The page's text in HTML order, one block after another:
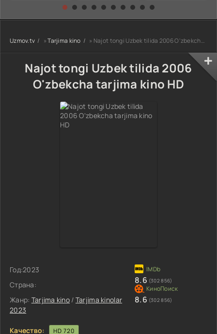
kino) tarjima HD
Uzbek tilida
yuksalishi
tarjima kino Full
HD tas-ix
Uzmov.tv »Tarjima kino » Najot tongi Uzbek tilida 2006 O'zbekcha tarjima kino HD
Najot tongi Uzbek tilida 2006
O'zbekcha tarjima kino HD
Год:2023
Страна:
Жанр: Tarjima kino / Tarjima kinolar
2023
8.6 (302 856)
8.6 (302 856)
Качество: HD 720